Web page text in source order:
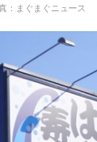
：まぐまぐニュース